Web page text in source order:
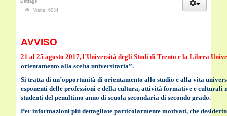
Dettagli
Visite: 6034
AVVISO
21 al 25 agosto 2017, l’Università degli Studi di Trento e la Libera
orientamento alla scelta universitaria”.
Si tratta di un’opportunità di orientamento allo studio e alla vita
esponenti delle professioni e della cultura, attività formative e
studenti del penultimo anno ​di scuola secondaria di secondo grado.
Per informazioni più dettagliateparticolarmente motivati, che